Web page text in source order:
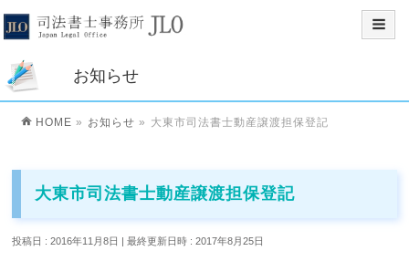
お知らせ
HOME » お知らせ » 大東市司法書士動産譲渡担保登記
大東市司法書士動産譲渡担保登記
投稿日 : 2016年11月8日 最終更新日時 : 2017年8月25日